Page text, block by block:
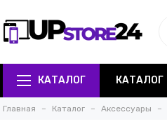
КАТАЛОГ КАТАЛОГ
Главная Каталог Аксессуары